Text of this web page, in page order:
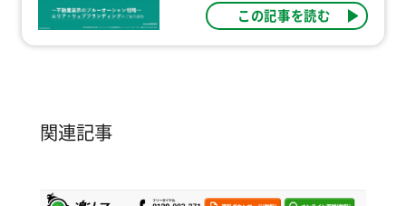
この記事を読む
関連記事